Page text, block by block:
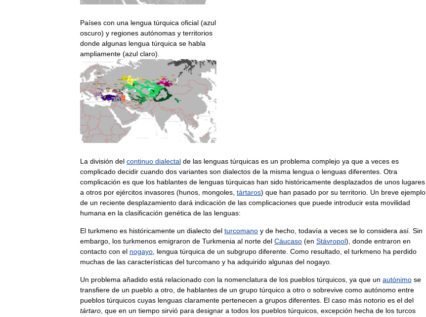
Países con una lengua túrquica oficial (azul
oscuro) y regiones autónomas y territorios
donde algunas lengua túrquica se habla
ampliamente (azul claro).
La división del continuo dialectal de las lenguas túrquicas es un problema complejo ya que a veces es
complicado decidir cuando dos variantes son dialectos de la misma lengua o lenguas diferentes. Otra
complicación es que los hablantes de lenguas túrquicas han sido históricamente desplazados de unos lugares
a otros por ejércitos invasores (hunos, mongoles, tártaros) que han pasado por su territorio. Un breve ejemplo
de un reciente desplazamiento dará indicación de las complicaciones que puede introducir esta movilidad
humana en la clasificación genética de las lenguas:
El turkmeno es históricamente un dialecto del turcomano y de hecho, todavía a veces se lo considera así. Sin
embargo, los turkmenos emigraron de Turkmenia al norte del Cáucaso (en Stávropol), donde entraron en
contacto con el nogayo, lengua túrquica de un subgrupo diferente. Como resultado, el turkmeno ha perdido
muchas de las características del turcomano y ha adquirido algunas del nogayo.
Un problema añadido está relacionado con la nomenclatura de los pueblos túrquicos, ya que un autónimo se
transfiere de un pueblo a otro, de hablantes de un grupo túrquico a otro o sobrevive como autónomo entre
pueblos túrquicos cuyas lenguas claramente pertenecen a grupos diferentes. El caso más notorio es el del
tártaro, que en un tiempo sirvió para designar a todos los pueblos túrquicos, excepción hecha de los turcos